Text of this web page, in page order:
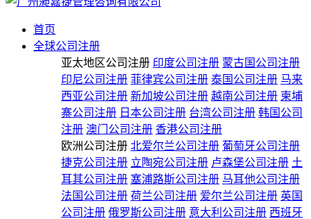
首页
全球公司注册
亚太地区公司注册 印度公司注册 蒙古国公司注册
印尼公司注册 菲律宾公司注册 泰国公司注册 马来
西亚公司注册 新加坡公司注册 越南公司注册 柬埔
寨公司注册 日本公司注册 台湾公司注册 韩国公司
注册 澳门公司注册 香港公司注册
欧洲公司注册 北爱尔兰公司注册 葡萄牙公司注册
捷克公司注册 立陶宛公司注册 卢森堡公司注册 土
耳其公司注册 塞浦路斯公司注册 马耳他公司注册
法国公司注册 荷兰公司注册 爱尔兰公司注册 英国
公司注册 俄罗斯公司注册 意大利公司注册 西班牙